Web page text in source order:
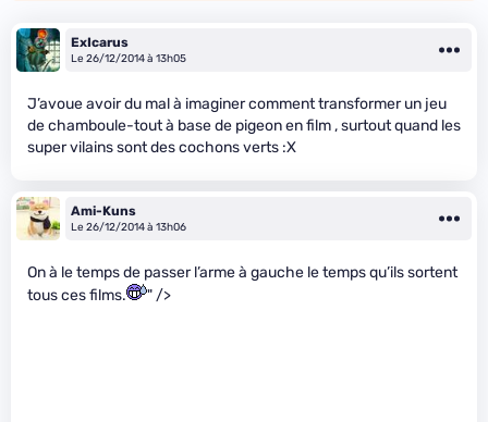
ExIcarus
Le 26/12/2014 à 13h05
J’avoue avoir du mal à imaginer comment transformer un jeu
de chamboule-tout à base de pigeon en film , surtout quand les
super vilains sont des cochons verts :X
Ami-Kuns
Le 26/12/2014 à 13h06
On à le temps de passer l’arme à gauche le temps qu’ils sortent
tous ces films.
" />